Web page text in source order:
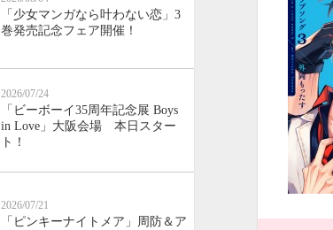
「少女マンガなら叶わない恋」3
巻発売記念フェア開催！
2026/07/24
「ビーボーイ35周年記念展 Boys
in Love」大阪会場 本日スター
ト！
2026/07/21
「ピンキーナイトメア」周防＆ア